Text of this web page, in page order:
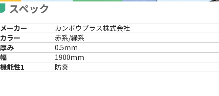
スペック
メーカー
カンボウプラス株式会社
カラー
赤系/緑系
厚み
0.5mm
幅
1900mm
機能性1
防炎